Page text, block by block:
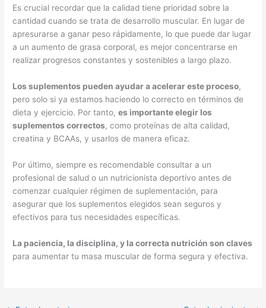
Es crucial recordar que la calidad tiene prioridad sobre la
cantidad cuando se trata de desarrollo muscular. En lugar de
apresurarse a ganar peso rápidamente, lo que puede dar lugar
a un aumento de grasa corporal, es mejor concentrarse en
realizar progresos constantes y sostenibles a largo plazo.
Los suplementos pueden ayudar a acelerar este proceso,
pero solo si ya estamos haciendo lo correcto en términos de
dieta y ejercicio. Por tanto,es importante elegir los
suplementos correctos, como proteínas de alta calidad,
creatina y BCAAs, y usarlos de manera eficaz.
Por último, siempre es recomendable consultar a un
profesional de salud o un nutricionista deportivo antes de
comenzar cualquier régimen de suplementación, para
asegurar que los suplementos elegidos sean seguros y
efectivos para tus necesidades específicas.
La paciencia, la disciplina, y la correcta nutrición son claves
para aumentar tu masa muscular de forma segura y efectiva.